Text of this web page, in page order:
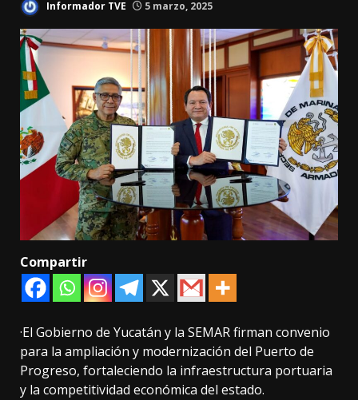
Informador TVE 5 marzo, 2025
Compartir
·El Gobierno de Yucatán y la SEMAR firman convenio
para la ampliación y modernización del Puerto de
Progreso, fortaleciendo la infraestructura portuaria
y la competitividad económica del estado.